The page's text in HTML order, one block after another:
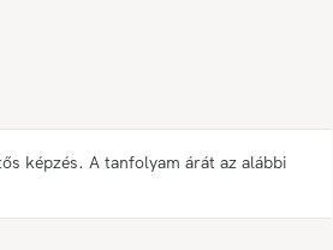
képzés. A tanfolyam árát az alábbi